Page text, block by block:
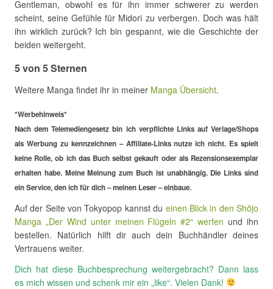
Gentleman, obwohl es für ihn immer schwerer zu werden
scheint, seine Gefühle für Midori zu verbergen. Doch was hält
ihn wirklich zurück? Ich bin gespannt, wie die Geschichte der
beiden weitergeht.
5 von 5 Sternen
Weitere Manga findet ihr in meiner Manga Übersicht.
*Werbehinweis*
Nach dem Telemediengesetz bin ich verpflichte Links auf Verlage/Shops
als Werbung zu kennzeichnen – Affiliate-Links nutze ich nicht. Es spielt
keine Rolle, ob ich das Buch selbst gekauft oder als Rezensionsexemplar
erhalten habe. Meine Meinung zum Buch ist unabhängig. Die Links sind
ein Service, den ich für dich – meinen Leser – einbaue.
Auf der Seite von Tokyopop kannst du einen Blick in den Shōjo
Manga „Der Wind unter meinen Flügeln #2“ werfen und ihn
bestellen. Natürlich hilft dir auch dein Buchhändler deines
Vertrauens weiter.
Dich hat diese Buchbesprechung weitergebracht? Dann lass
es mich wissen und schenk mir ein „like“. Vielen Dank!